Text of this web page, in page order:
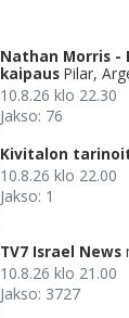
Nathan Morris -
kaipaus Pilar,
10.8.26 klo 22.30
Jakso: 76
Kivitalon
10.8.26 klo 22.00
Jakso: 1
TV7 Israel News
10.8.26 klo 21.00
Jakso: 3727